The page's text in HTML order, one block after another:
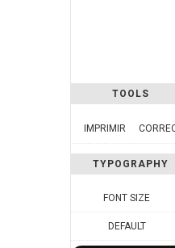
TOOLS
IMPRIMIR
TYPOGRAPHY
FONT SIZE
DEFAULT